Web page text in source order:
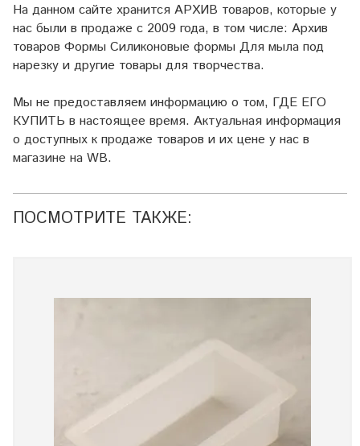
На данном сайте хранится АРХИВ товаров, которые у
нас были в продаже с 2009 года, в том числе: Архив
товаров Формы Силиконовые формы Для мыла под
нарезку и другие товары для творчества.
Мы не предоставляем информацию о том, ГДЕ ЕГО
КУПИТЬ в настоящее время. Актуальная информация
о доступных к продаже товаров и их цене у нас в
магазине на WB.
ПОСМОТРИТЕ ТАКЖЕ: